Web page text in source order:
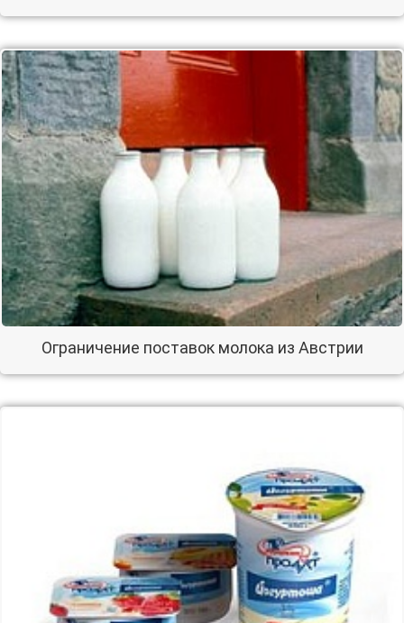
Ограничение поставок молока из Австрии